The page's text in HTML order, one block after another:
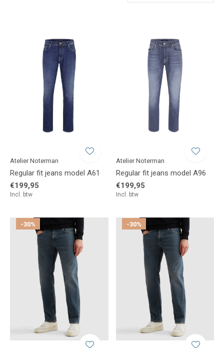
Atelier Noterman
Regular fit jeans model A61
€199,95
Incl. btw
Atelier Noterman
Regular fit jeans model A96
€199,95
Incl. btw
-30% -30%